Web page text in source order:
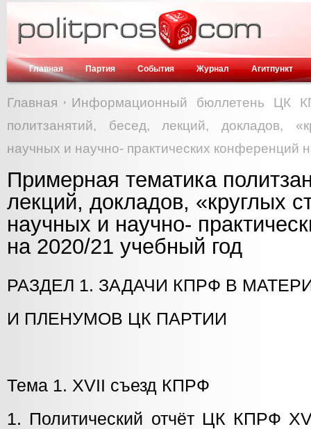
Главная Партия События Журнал Агитпункт
Главная
Информационный бюллетень ЦК
политзанятий, бесед, лекций, докладов,
научных и научно- практических конференций
Примерная тематика
лекций, докладов, «круглых
научных и научно-
на 2020/21 учебный год
РАЗДЕЛ 1. ЗАДАЧИ КПРФ В
И ПЛЕНУМОВ ЦК ПАРТИИ
Тема 1. XVII съезд КПРФ
1. Политический отчёт ЦК КПРФ